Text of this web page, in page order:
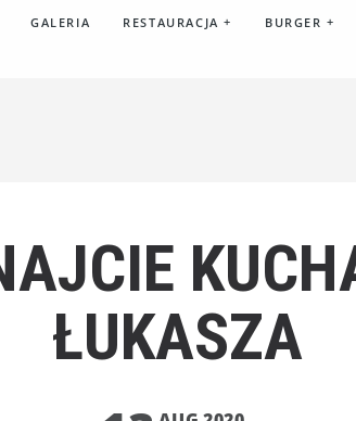
GALERIA RESTAURACJA + BURGER +
ŁUKASZA